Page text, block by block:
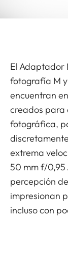
El Adaptador
fotografía M
encuentran
creados para
fotográfica,
extrema
50 mm f/0,95
percepción
impresionan
incluso con